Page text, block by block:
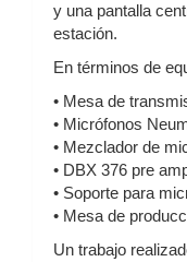
y una pantalla
estación.
En términos de
• Mesa de
• Micrófonos
• Mezclador de
• DBX 376 pre
• Soporte para
• Mesa de
Un trabajo